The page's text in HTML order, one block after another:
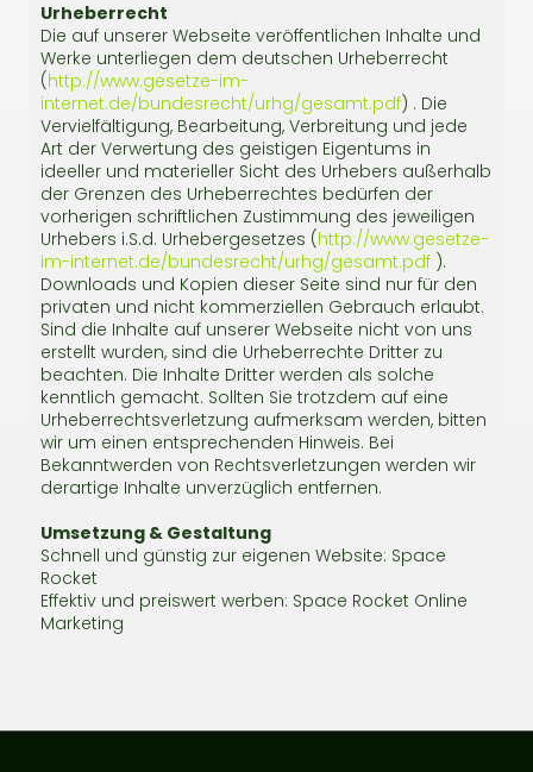
Urheberrecht
Die auf unserer Webseite veröffentlichen Inhalte und
Werke unterliegen dem deutschen Urheberrecht
(http://www.gesetze-im-
internet.de/bundesrecht/urhg/gesamt.pdf) . Die
Vervielfältigung, Bearbeitung, Verbreitung und jede
Art der Verwertung des geistigen Eigentums in
ideeller und materieller Sicht des Urhebers außerhalb
der Grenzen des Urheberrechtes bedürfen der
vorherigen schriftlichen Zustimmung des jeweiligen
Urhebers i.S.d. Urhebergesetzes (http://www.gesetze-
im-internet.de/bundesrecht/urhg/gesamt.pdf ).
Downloads und Kopien dieser Seite sind nur für den
privaten und nicht kommerziellen Gebrauch erlaubt.
Sind die Inhalte auf unserer Webseite nicht von uns
erstellt wurden, sind die Urheberrechte Dritter zu
beachten. Die Inhalte Dritter werden als solche
kenntlich gemacht. Sollten Sie trotzdem auf eine
Urheberrechtsverletzung aufmerksam werden, bitten
wir um einen entsprechenden Hinweis. Bei
Bekanntwerden von Rechtsverletzungen werden wir
derartige Inhalte unverzüglich entfernen.
Umsetzung & Gestaltung
Schnell und günstig zur eigenen Website: Space
Rocket
Effektiv und preiswert werben: Space Rocket Online
Marketing